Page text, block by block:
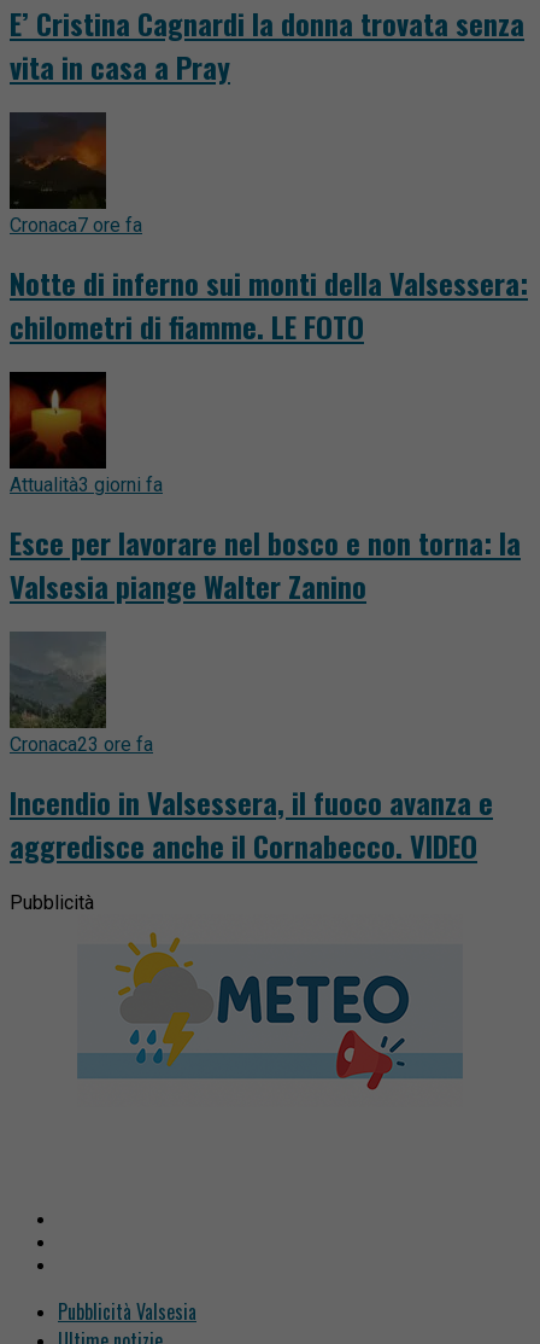
E’ Cristina Cagnardi la donna trovata senza
vita in casa a Pray
Cronaca7 ore fa
Notte di inferno sui monti della Valsessera:
chilometri di fiamme. LE FOTO
Attualità3 giorni fa
Esce per lavorare nel bosco e non torna: la
Valsesia piange Walter Zanino
Cronaca23 ore fa
Incendio in Valsessera, il fuoco avanza e
aggredisce anche il Cornabecco. VIDEO
Pubblicità
Pubblicità Valsesia